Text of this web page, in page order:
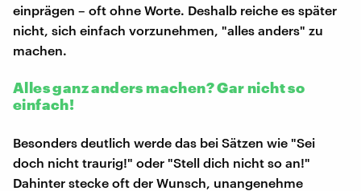
einprägen – oft ohne Worte. Deshalb reiche es später
nicht, sich einfach vorzunehmen, "alles anders" zu
machen.
Alles ganz anders machen? Gar nicht so
einfach!
Besonders deutlich werde das bei Sätzen wie "Sei
doch nicht traurig!" oder "Stell dich nicht so an!"
Dahinter stecke oft der Wunsch, unangenehme